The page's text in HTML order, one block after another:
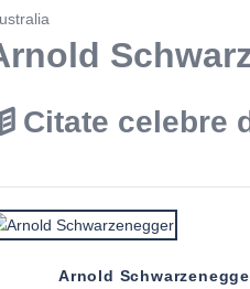
Citate celebre
Arnold